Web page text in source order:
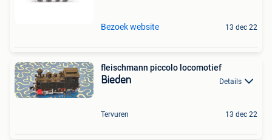
Bezoek website 13 dec 22
fleischmann piccolo locomotief
Bieden Details
Tervuren 13 dec 22